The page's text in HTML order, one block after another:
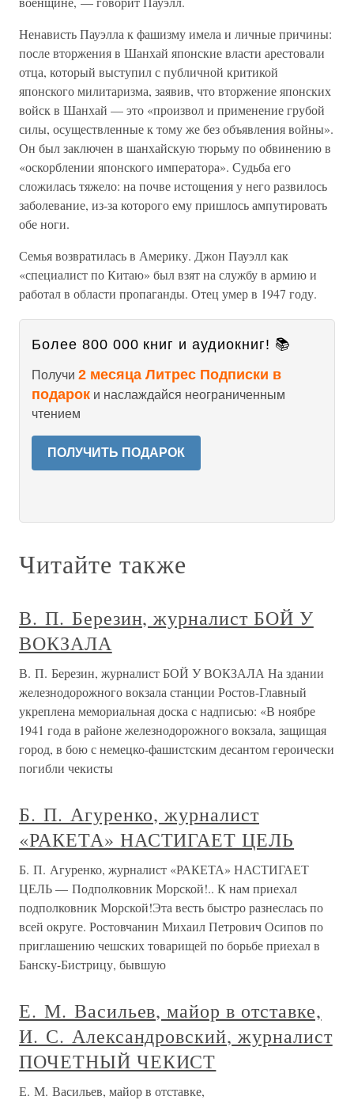
Ненависть Пауэлла к фашизму имела и личные причины:
после вторжения в Шанхай японские власти арестовали
отца, который выступил с публичной критикой
японского милитаризма, заявив, что вторжение японских
войск в Шанхай — это «произвол и применение грубой
силы, осуществленные к тому же без объявления войны».
Он был заключен в шанхайскую тюрьму по обвинению в
«оскорблении японского императора». Судьба его
сложилась тяжело: на почве истощения у него развилось
заболевание, из-за которого ему пришлось ампутировать
обе ноги.
Семья возвратилась в Америку. Джон Пауэлл как
«специалист по Китаю» был взят на службу в армию и
работал в области пропаганды. Отец умер в 1947 году.
Более 800 000 книг и аудиокниг! 📚
Получи 2 месяца Литрес Подписки в
подарок и наслаждайся неограниченным
чтением
ПОЛУЧИТЬ ПОДАРОК
Читайте также
В. П. Березин, журналист БОЙ У
ВОКЗАЛА
В. П. Березин, журналист БОЙ У ВОКЗАЛА На здании
железнодорожного вокзала станции Ростов-Главный
укреплена мемориальная доска с надписью: «В ноябре
1941 года в районе железнодорожного вокзала, защищая
город, в бою с немецко-фашистским десантом героически
погибли чекисты
Б. П. Агуренко, журналист
«РАКЕТА» НАСТИГАЕТ ЦЕЛЬ
Б. П. Агуренко, журналист «РАКЕТА» НАСТИГАЕТ
ЦЕЛЬ — Подполковник Морской!.. К нам приехал
подполковник Морской!Эта весть быстро разнеслась по
всей округе. Ростовчанин Михаил Петрович Осипов по
приглашению чешских товарищей по борьбе приехал в
Банску-Бистрицу, бывшую
Е. М. Васильев, майор в отставке,
И. С. Александровский, журналист
ПОЧЕТНЫЙ ЧЕКИСТ
Е. М. Васильев, майор в отставке,